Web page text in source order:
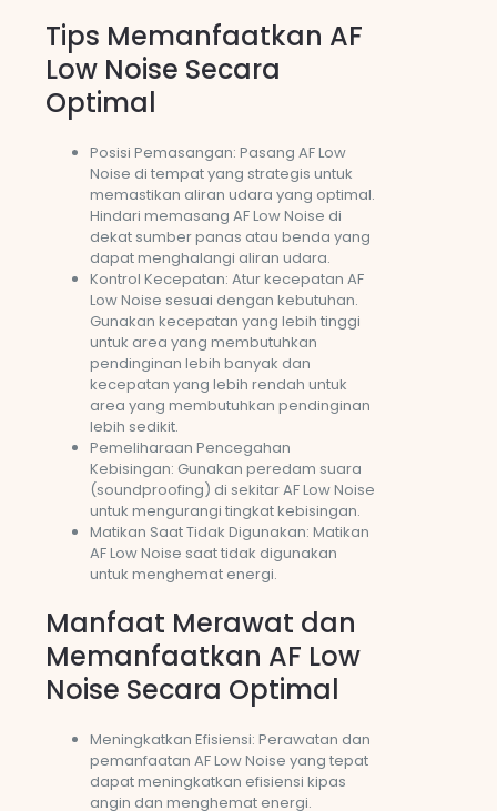
Tips Memanfaatkan AF
Low Noise Secara
Optimal
Posisi Pemasangan: Pasang AF Low
Noise di tempat yang strategis untuk
memastikan aliran udara yang optimal.
Hindari memasang AF Low Noise di
dekat sumber panas atau benda yang
dapat menghalangi aliran udara.
Kontrol Kecepatan: Atur kecepatan AF
Low Noise sesuai dengan kebutuhan.
Gunakan kecepatan yang lebih tinggi
untuk area yang membutuhkan
pendinginan lebih banyak dan
kecepatan yang lebih rendah untuk
area yang membutuhkan pendinginan
lebih sedikit.
Pemeliharaan Pencegahan
Kebisingan: Gunakan peredam suara
(soundproofing) di sekitar AF Low Noise
untuk mengurangi tingkat kebisingan.
Matikan Saat Tidak Digunakan: Matikan
AF Low Noise saat tidak digunakan
untuk menghemat energi.
Manfaat Merawat dan
Memanfaatkan AF Low
Noise Secara Optimal
Meningkatkan Efisiensi: Perawatan dan
pemanfaatan AF Low Noise yang tepat
dapat meningkatkan efisiensi kipas
angin dan menghemat energi.